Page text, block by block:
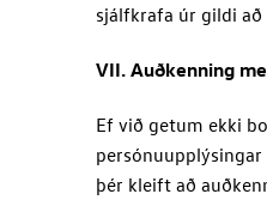
sjálfkrafa úr gildi
VII. Auðkenning
Ef við getum ekki
þér kleift að